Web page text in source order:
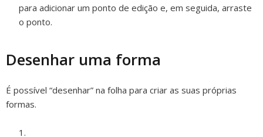
para adicionar um ponto de edição e, em seguida, arraste
o ponto.
Desenhar uma forma
É possível “desenhar” na folha para criar as suas próprias
formas.